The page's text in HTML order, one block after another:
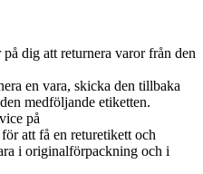
dig att returnera varor från den
en vara, skicka den tillbaka
medföljande etiketten.
på
att få en returetikett och
i originalförpackning och i